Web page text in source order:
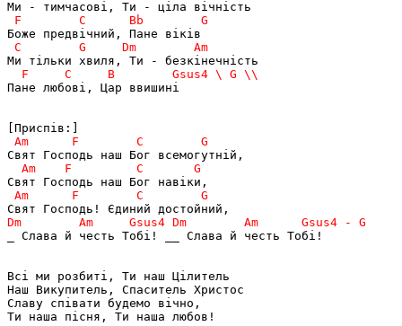
Пане любові, Цар ввишині
_ Слава й честь Тобі! __ Слава й честь Тобі!
Всі ми розбиті, Ти наш Цілитель
Наш Викупитель, Спаситель Христос
Славу співати будемо вічно,
Ти наша пісня, Ти наша любов!